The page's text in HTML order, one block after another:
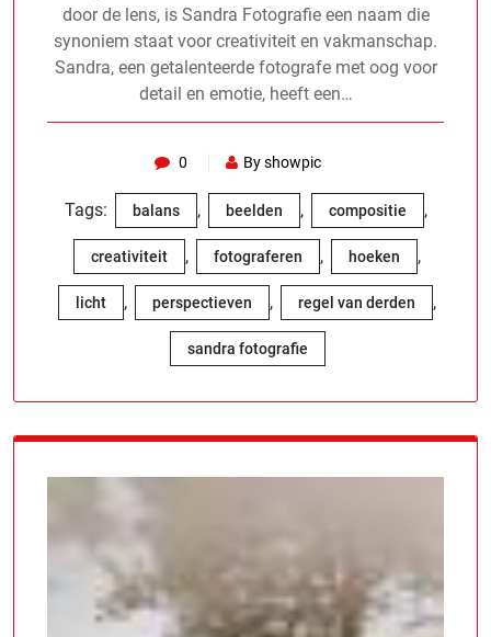
door de lens, is Sandra Fotografie een naam die
synoniem staat voor creativiteit en vakmanschap.
Sandra, een getalenteerde fotografe met oog voor
detail en emotie, heeft een…
0 By showpic
Tags: balans , beelden , compositie ,
creativiteit , fotograferen , hoeken ,
licht , perspectieven , regel van derden ,
sandra fotografie